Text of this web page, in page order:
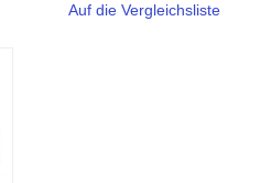
Auf die Vergleichsliste